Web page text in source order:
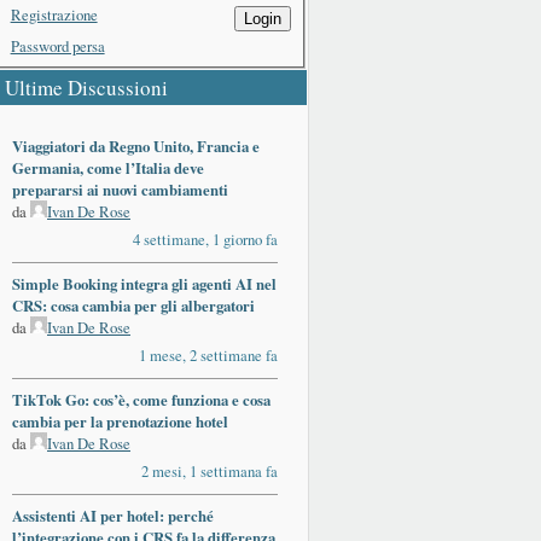
Login
Registrazione
Password persa
Ultime Discussioni
Viaggiatori da Regno Unito, Francia e
Germania, come l’Italia deve
prepararsi ai nuovi cambiamenti
da
Ivan De Rose
4 settimane, 1 giorno fa
Simple Booking integra gli agenti AI nel
CRS: cosa cambia per gli albergatori
da
Ivan De Rose
1 mese, 2 settimane fa
TikTok Go: cos’è, come funziona e cosa
cambia per la prenotazione hotel
da
Ivan De Rose
2 mesi, 1 settimana fa
Assistenti AI per hotel: perché